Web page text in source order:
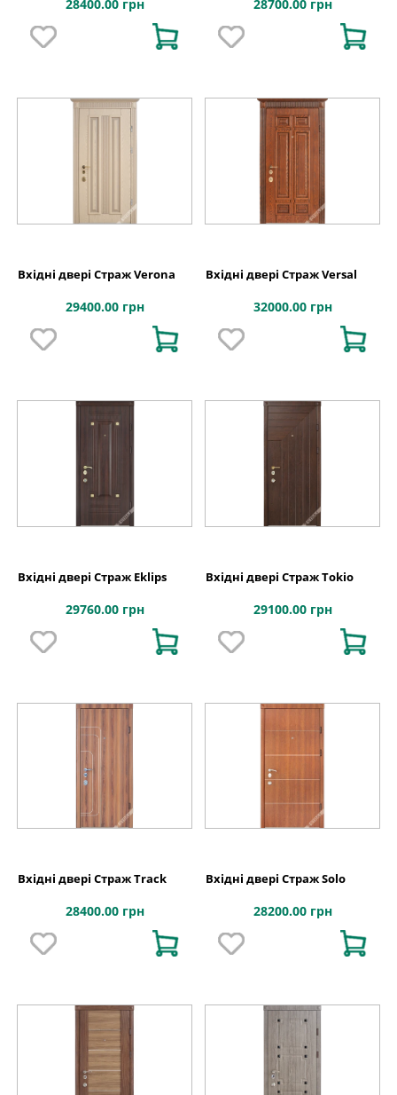
28400.00 грн 28700.00 грн
Вхідні двері Страж Verona
29400.00 грн
Вхідні двері Страж Versal
32000.00 грн
Вхідні двері Страж Eklips
29760.00 грн
Вхідні двері Страж Tokio
29100.00 грн
Вхідні двері Страж Track
28400.00 грн
Вхідні двері Страж Solo
28200.00 грн